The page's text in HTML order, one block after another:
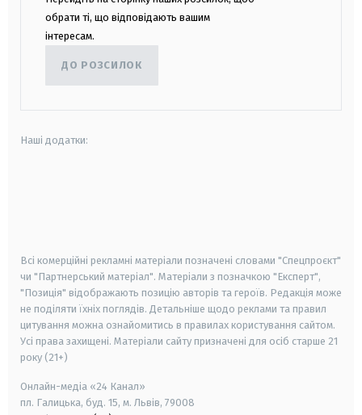
обрати ті, що відповідають вашим
інтересам.
ДО РОЗСИЛОК
Наші додатки:
Всі комерційні рекламні матеріали позначені словами "Спецпроєкт"
чи "Партнерський матеріал". Матеріали з позначкою "Експерт",
"Позиція" відображають позицію авторів та героїв. Редакція може
не поділяти їхніх поглядів. Детальніше щодо реклами та правил
цитування можна ознайомитись в правилах користування сайтом.
Усі права захищені. Матеріали сайту призначені для осіб старше 21
року (21+)
Онлайн-медіа «24 Канал»
пл. Галицька, буд. 15, м. Львів, 79008